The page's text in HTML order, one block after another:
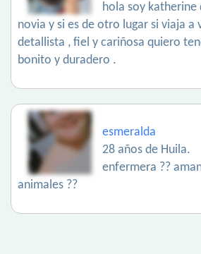
hola soy katherine
novia y si es de otro lugar si viaja a
detallista , fiel y cariñosa quiero
bonito y duradero .
esmeralda
28 años de Huila.
enfermera ??
animales ??